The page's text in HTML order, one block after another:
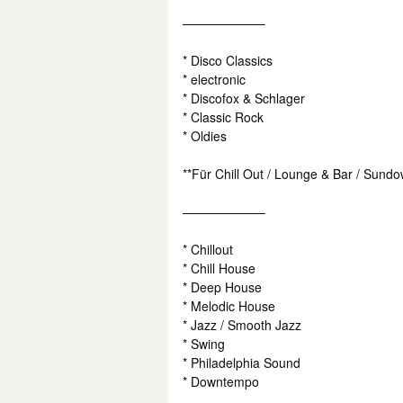
——————–
* Disco Classics
* electronic
* Discofox & Schlager
* Classic Rock
* Oldies
**Für Chill Out / Lounge & Bar /
——————–
* Chillout
* Chill House
* Deep House
* Melodic House
* Jazz / Smooth Jazz
* Swing
* Philadelphia Sound
* Downtempo